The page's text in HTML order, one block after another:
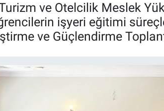
ve Otelcilik Meslek
işyeri eğitimi
ve Güçlendirme